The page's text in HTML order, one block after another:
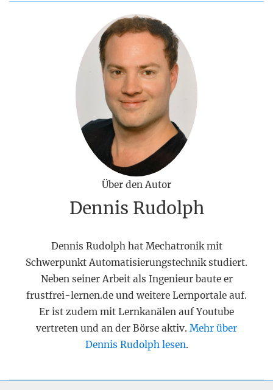
Über den Autor
Dennis Rudolph
Dennis Rudolph hat Mechatronik mit
Schwerpunkt Automatisierungstechnik studiert.
Neben seiner Arbeit als Ingenieur baute er
frustfrei-lernen.de und weitere Lernportale auf.
Er ist zudem mit Lernkanälen auf Youtube
vertreten und an der Börse aktiv. Mehr über
Dennis Rudolph lesen.